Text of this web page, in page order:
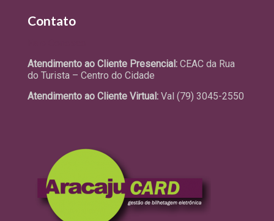
Contato
Atendimento ao Cliente Presencial: CEAC da Rua
do Turista – Centro do Cidade
Atendimento ao Cliente Virtual: Val (79) 3045-2550